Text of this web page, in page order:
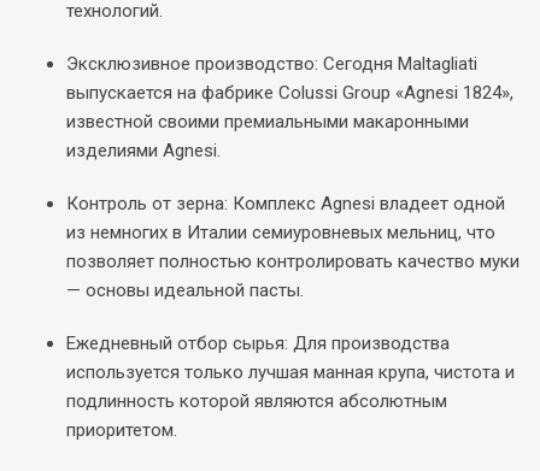
технологий.
Эксклюзивное производство: Сегодня Maltagliati
выпускается на фабрике Colussi Group «Agnesi 1824»,
известной своими премиальными макаронными
изделиями Agnesi.
Контроль от зерна: Комплекс Agnesi владеет одной
из немногих в Италии семиуровневых мельниц, что
позволяет полностью контролировать качество муки
— основы идеальной пасты.
Ежедневный отбор сырья: Для производства
используется только лучшая манная крупа, чистота и
подлинность которой являются абсолютным
приоритетом.